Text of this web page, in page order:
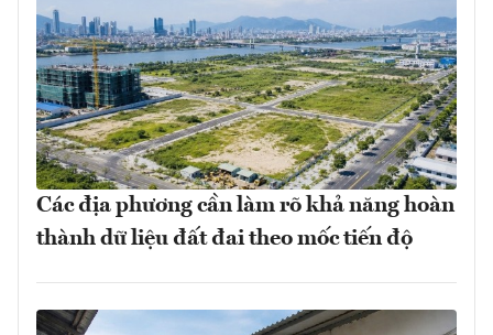
Các địa phương cần làm rõ khả năng hoàn
thành dữ liệu đất đai theo mốc tiến độ